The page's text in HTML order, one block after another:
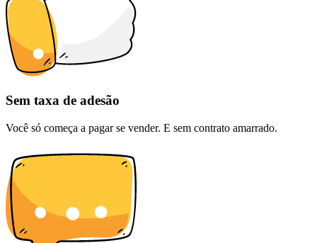
Sem taxa de adesão
Você só começa a pagar se vender. E sem contrato amarrado.